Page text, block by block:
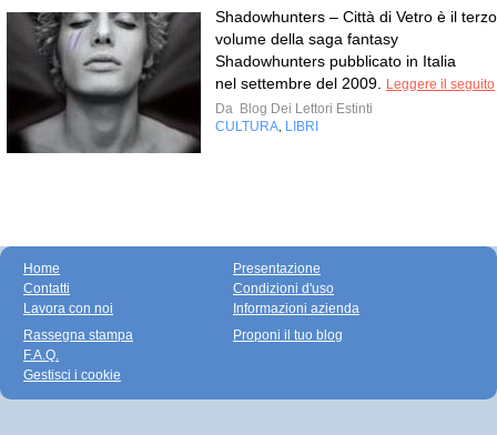
Shadowhunters – Città di Vetro è il terzo
volume della saga fantasy
Shadowhunters pubblicato in Italia
nel settembre del 2009.
Leggere il seguito
Da Blog Dei Lettori Estinti
CULTURA LIBRI
Home
Contatti
Lavora con noi
Presentazione
Condizioni d'uso
Informazioni azienda
Rassegna stampa
F.A.Q.
Gestisci i cookie
Proponi il tuo blog